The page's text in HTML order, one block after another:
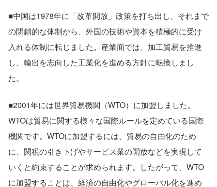
■中国は1978年に「改革開放」政策を打ち出し、それまで
の閉鎖的な体制から、外国の技術や資本を積極的に受け
入れる体制に転じました。産業面では、加工貿易を推進
し、輸出を志向した工業化を進める方針に転換しまし
た。
■2001年には世界貿易機関（WTO）に加盟しました。
WTOは貿易に関する様々な国際ルールを定めている国際
機関です。WTOに加盟するには、貿易の自由化のため
に、関税の引き下げやサービス業の開放などを実現して
いくと約束することが求められます。したがって、WTO
に加盟することは、経済の自由化やグローバル化を進め